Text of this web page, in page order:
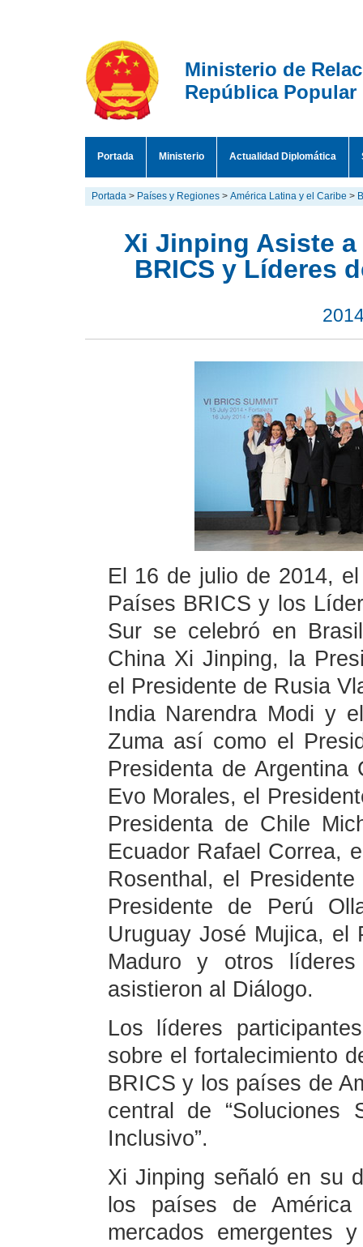
Ministerio de
República Popular
Portada Ministerio Actualidad Diplomática
Portada > Países y Regiones > América Latina y el Caribe >
Xi Jinping Asiste
BRICS y Líderes
El 16 de julio de 2014,
Países BRICS y los
Sur se celebró en
China Xi Jinping, la
el Presidente de Rusia
India Narendra Modi y
Zuma así como el
Presidenta de
Evo Morales, el
Presidenta de Chile
Ecuador Rafael Correa,
Rosenthal, el
Presidente de Perú
Uruguay José Mujica, el
Maduro y otros
asistieron al Diálogo.
Los líderes
sobre el fortalecimiento
BRICS y los países de
central de “Soluciones
Inclusivo”.
Xi Jinping señaló en su
los países de
mercados emergentes